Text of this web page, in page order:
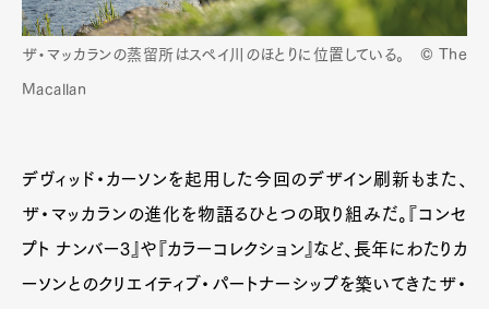
ザ・マッカランの蒸留所はスペイ川のほとりに位置している。 © The
Macallan
デヴィッド・カーソンを起用した今回のデザイン刷新もまた、
ザ・マッカランの進化を物語るひとつの取り組みだ。『コンセ
プト ナンバー3』や『カラーコレクション』など、長年にわたりカ
ーソンとのクリエイティブ・パートナーシップを築いてきたザ・